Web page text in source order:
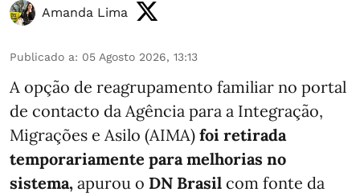
Amanda Lima
Publicado a: 05 Agosto 2026, 13:13
A opção de reagrupamento familiar no portal
de contacto da Agência para a Integração,
Migrações e Asilo (AIMA) foi retirada
temporariamente para melhorias no
sistema, apurou o DN Brasil com fonte da